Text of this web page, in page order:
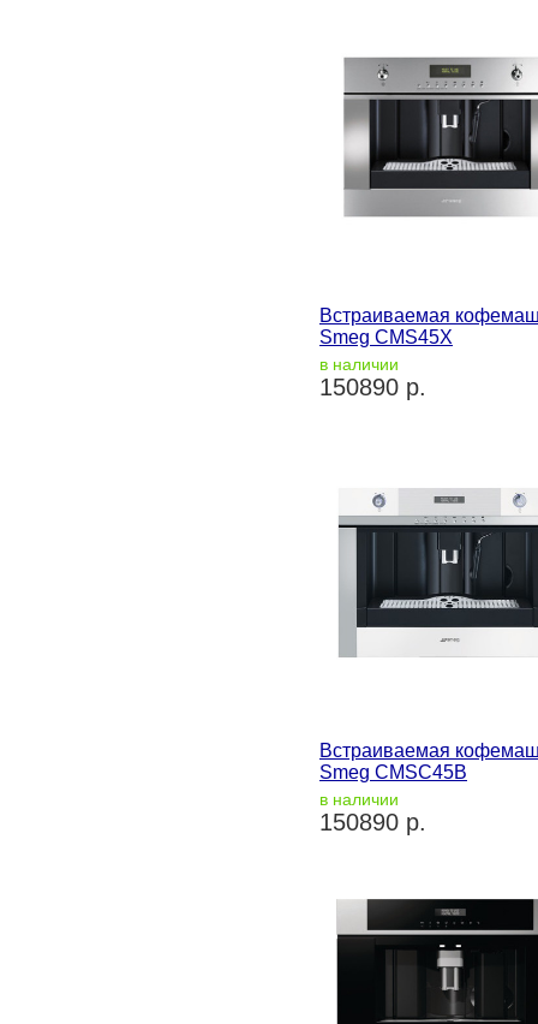
Встраиваемая
Smeg CMS45X
в наличии
150890 р.
Встраиваемая
Smeg CMSC45B
в наличии
150890 р.